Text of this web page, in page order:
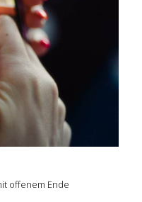
offenem Ende